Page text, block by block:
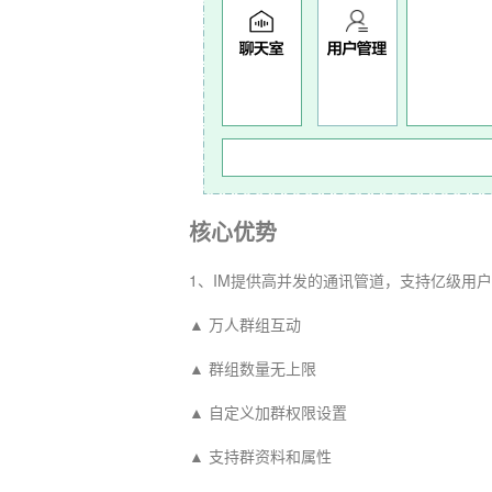
核心优势
1、IM提供高并发的通讯管道，支持亿级用
▲ 万人群组互动
▲ 群组数量无上限
▲ 自定义加群权限设置
▲ 支持群资料和属性